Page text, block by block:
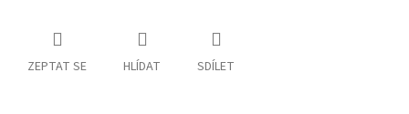
ZEPTAT SE HLÍDAT SDÍLET